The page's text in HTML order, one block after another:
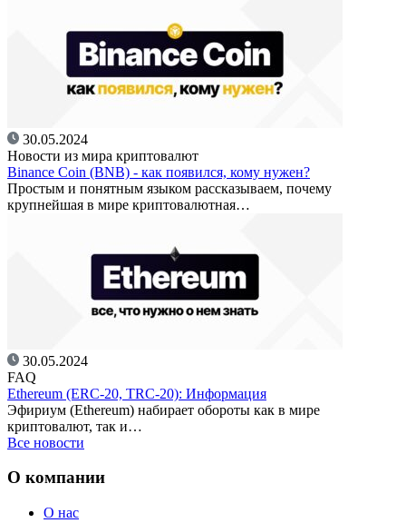
30.05.2024
Новости из мира криптовалют
Binance Coin (BNB) - как появился, кому нужен?
Простым и понятным языком рассказываем, почему
крупнейшая в мире криптовалютная…
30.05.2024
FAQ
Ethereum (ERC-20, TRC-20): Информация
Эфириум (Ethereum) набирает обороты как в мире
криптовалют, так и…
Все новости
О компании
О нас